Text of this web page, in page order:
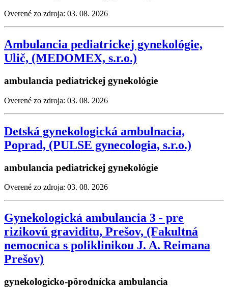
Overené zo zdroja: 03. 08. 2026
Ambulancia pediatrickej gynekológie,
Ulič, (MEDOMEX, s.r.o.)
ambulancia pediatrickej gynekológie
Overené zo zdroja: 03. 08. 2026
Detská gynekologická ambulnacia,
Poprad, (PULSE gynecologia, s.r.o.)
ambulancia pediatrickej gynekológie
Overené zo zdroja: 03. 08. 2026
Gynekologická ambulancia 3 - pre
rizikovú graviditu, Prešov, (Fakultná
nemocnica s poliklinikou J. A. Reimana
Prešov)
gynekologicko-pôrodnícka ambulancia